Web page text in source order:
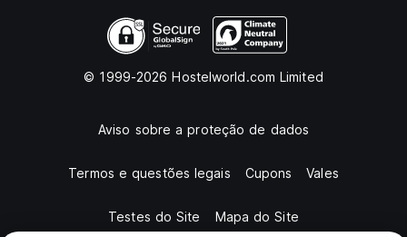
© 1999-2026 Hostelworld.com Limited
Aviso sobre a proteção de dados
Termos e questões legais Cupons Vales
Testes do Site Mapa do Site